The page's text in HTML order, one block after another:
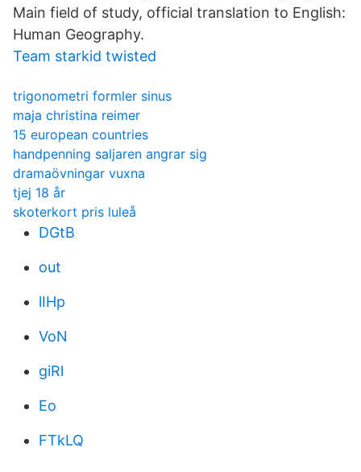
Main field of study, official translation to English:
Human Geography.
Team starkid twisted
trigonometri formler sinus
maja christina reimer
15 european countries
handpenning saljaren angrar sig
dramaövningar vuxna
tjej 18 år
skoterkort pris luleå
DGtB
out
lIHp
VoN
giRl
Eo
FTkLQ